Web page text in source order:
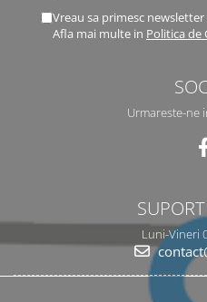
Vreau sa primesc
Afla mai multe in Politica
Urmareste-ne
Luni-Vineri